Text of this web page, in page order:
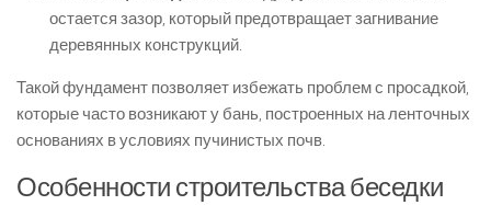
остается зазор, который предотвращает загнивание
деревянных конструкций.
Такой фундамент позволяет избежать проблем с просадкой,
которые часто возникают у бань, построенных на ленточных
основаниях в условиях пучинистых почв.
Особенности строительства беседки